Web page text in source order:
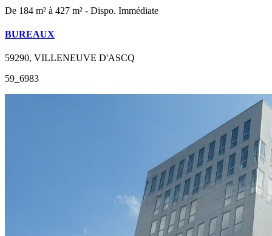
De 184 m² à 427 m² - Dispo. Immédiate
BUREAUX
59290, VILLENEUVE D'ASCQ
59_6983